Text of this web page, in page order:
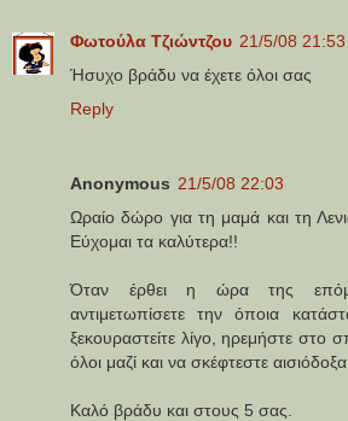
Φωτούλα Τζιώντζου 21/5/08 21:53
Ήσυχο βράδυ να έχετε όλοι σας
Reply
Anonymous 21/5/08 22:03
Ωραίο δώρο για τη μαμά και τη
Εύχομαι τα καλύτερα!!
Όταν έρθει η ώρα της
αντιμετωπίσετε την όποια
ξεκουραστείτε λίγο, ηρεμήστε στο
όλοι μαζί και να σκέφτεστε
Καλό βράδυ και στους 5 σας.